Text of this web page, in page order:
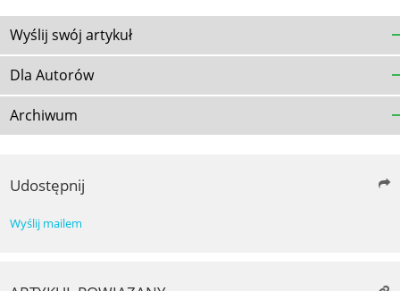
Wyślij swój artykuł
Dla Autorów
Archiwum
Udostępnij
Wyślij mailem